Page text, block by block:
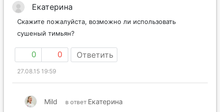
Екатерина
Скажите пожалуйста, возможно ли использовать
сушеный тимьян?
0 0 Ответить
27.08.15 19:59
Mild в ответ Екатерина